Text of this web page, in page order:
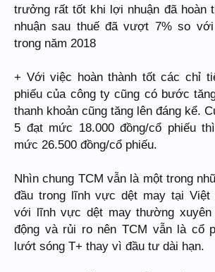
trưởng rất tốt khi lợi nhuận đã hoàn
nhuận sau thuế đã vượt 7% so
trong năm 2018
+ Với việc hoàn thành tốt các chỉ
phiếu của công ty cũng có bước
thanh khoản cũng tăng lên đáng kể.
5 đạt mức 18.000 đồng/cổ phiếu
mức 26.500 đồng/cổ phiếu.
Nhìn chung TCM vẫn là một trong
đầu trong lĩnh vực dệt may tại Việt
với lĩnh vực dệt may thường xuyên
động và rủi ro nên TCM vẫn là cổ
lướt sóng T+ thay vì đầu tư dài hạn.